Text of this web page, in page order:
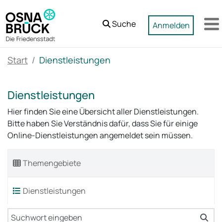
Zum Hauptinhalt springen
Suche
Anmelden
Start Dienstleistungen
Dienstleistungen
Hier finden Sie eine Übersicht aller Dienstleistungen.
Bitte haben Sie Verständnis dafür, dass Sie für einige
Online-Dienstleistungen angemeldet sein müssen.
Themengebiete
Dienstleistungen